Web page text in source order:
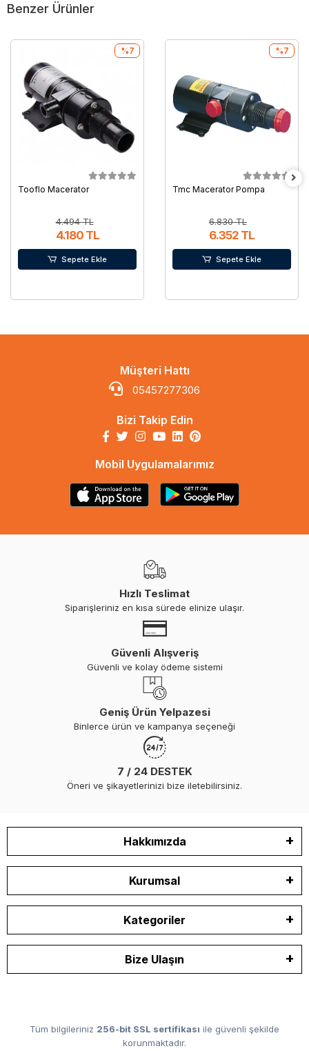
Benzer Ürünler
Tooflo Macerator
4.494 TL
4.180 TL
%7
Sepete Ekle
Tmc Macerator Pompa
6.830 TL
6.352 TL
%7
Sepete Ekle
Müşteri Hattı
05457277306
Bizi Takip Edin
Mobil Uygulamalarımız
Hızlı Teslimat
Siparişleriniz en kısa sürede elinize ulaşır.
Güvenli Alışveriş
Güvenli ve kolay ödeme sistemi
Geniş Ürün Yelpazesi
Binlerce ürün ve kampanya seçeneği
7 / 24 DESTEK
Öneri ve şikayetlerinizi bize iletebilirsiniz.
Hakkımızda
Kurumsal
Kategoriler
Bize Ulaşın
Tüm bilgileriniz 256-bit SSL sertifikası ile güvenli şekilde
korunmaktadır.